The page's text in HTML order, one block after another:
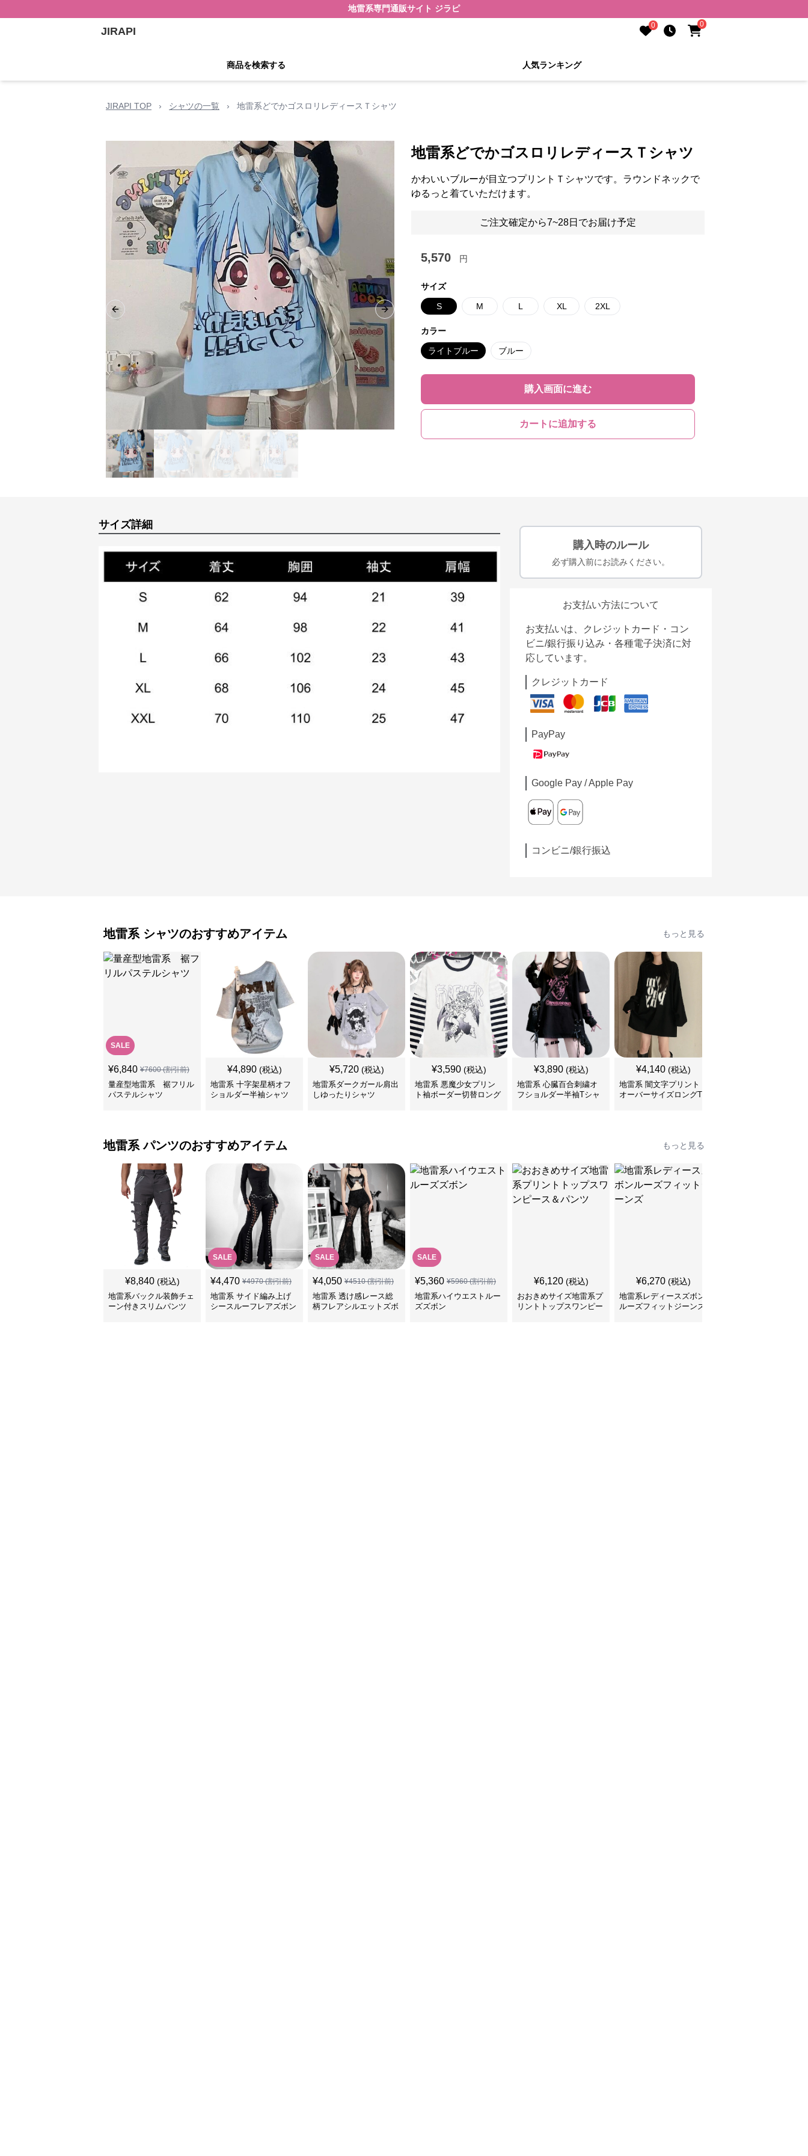
地雷系専門通販サイト ジラピ
JIRAPI 0 0
商品を検索する 人気ランキング
JIRAPI TOP › シャツの一覧 › 地雷系どでかゴスロリレディースＴシャツ
Previous slide Next slide
地雷系どでかゴスロリレディースＴシャツ
かわいいブルーが目立つプリントＴシャツです。ラウンドネックで
ゆるっと着ていただけます。
ご注文確定から7~28日でお届け予定
5,570 円
サイズ
S M L XL 2XL
カラー
ライトブルー ブルー
購入画面に進む
カートに追加する
サイズ詳細
購入時のルール
必ず購入前にお読みください。
お支払い方法について
お支払いは、クレジットカード・コン
ビニ/銀行振り込み・各種電子決済に対
応しています。
クレジットカード
PayPay
Google Pay / Apple Pay
コンビニ/銀行振込
地雷系 シャツのおすすめアイテム もっと見る
SALE
¥6,840 ¥7600(割引前)
量産型地雷系 裾フリル
パステルシャツ
¥4,890 (税込)
地雷系 十字架星柄オフ
ショルダー半袖シャツ
¥5,720 (税込)
地雷系ダークガール肩出
しゆったりシャツ
¥3,590 (税込)
地雷系 悪魔少女プリン
ト袖ボーダー切替ロング
¥3,890 (税込)
地雷系 心臓百合刺繍オ
フショルダー半袖Tシャ
¥4,140 (税込)
地雷系 闇文字プリント
オーバーサイズロングT
地雷系 パンツのおすすめアイテム もっと見る
¥8,840 (税込)
地雷系バックル装飾チェ
ーン付きスリムパンツ
SALE
¥4,470 ¥4970(割引前)
地雷系 サイド編み上げ
シースルーフレアズボン
SALE
¥4,050 ¥4510(割引前)
地雷系 透け感レース総
柄フレアシルエットズボ
SALE
¥5,360 ¥5960(割引前)
地雷系ハイウエストルー
ズズボン
¥6,120 (税込)
おおきめサイズ地雷系プ
リントトップスワンピー
¥6,270 (税込)
地雷系レディースズボン
ルーズフィットジーンズ